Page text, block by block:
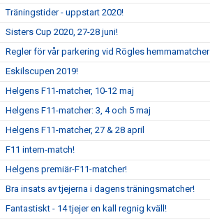
Träningstider - uppstart 2020!
Sisters Cup 2020, 27-28 juni!
Regler för vår parkering vid Rögles hemmamatcher
Eskilscupen 2019!
Helgens F11-matcher, 10-12 maj
Helgens F11-matcher: 3, 4 och 5 maj
Helgens F11-matcher, 27 & 28 april
F11 intern-match!
Helgens premiär-F11-matcher!
Bra insats av tjejerna i dagens träningsmatcher!
Fantastiskt - 14 tjejer en kall regnig kväll!